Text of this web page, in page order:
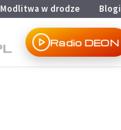
Modlitwa w drodze Blogi
Radio DEON